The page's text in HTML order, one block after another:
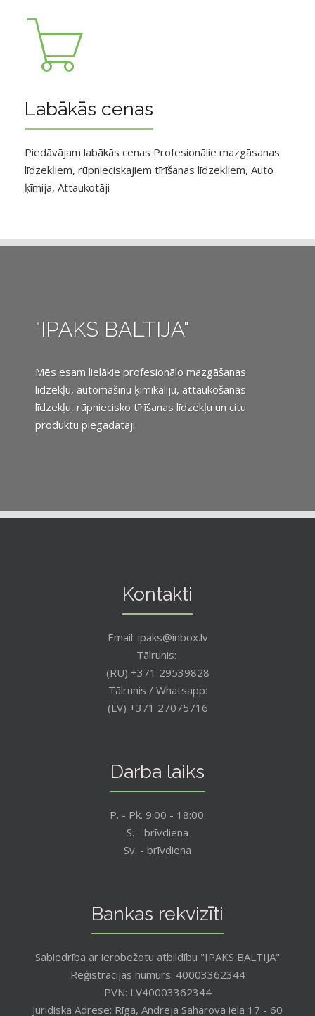
Labākās cenas
Piedāvājam labākās cenas Profesionālie mazgāsanas
līdzekļiem, rūpnieciskajiem tīrīšanas līdzekļiem, Auto
ķīmija, Attaukotāji
"IPAKS BALTIJA"
Mēs esam lielākie profesionālo mazgāšanas
līdzekļu, automašīnu ķimikāliju, attaukošanas
līdzekļu, rūpniecisko tīrīšanas līdzekļu un citu
produktu piegādātāji.
Kontakti
Email: ipaks@inbox.lv
Tālrunis:
(RU) +371 29539828
Tālrunis / Whatsapp:
(LV) +371 27075716
Darba laiks
P. - Pk. 9:00 - 18:00.
S. - brīvdiena
Sv. - brīvdiena
Bankas rekvizīti
Sabiedrība ar ierobežotu atbildību "IPAKS BALTIJA"
Reģistrācijas numurs: 40003362344
PVN: LV40003362344
Juridiska Adrese: Rīga, Andreja Saharova iela 17 - 60